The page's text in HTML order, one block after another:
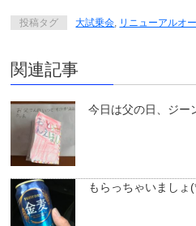
投稿タグ 大試乗会 リニューアルオ
関連記事
今日は父の日、ジー
もらっちゃいましょ